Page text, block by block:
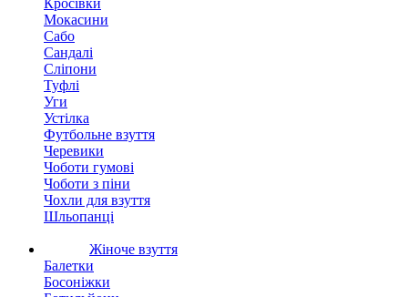
Кросівки
Мокасини
Сабо
Сандалі
Сліпони
Туфлі
Уги
Устілка
Футбольне взуття
Черевики
Чоботи гумові
Чоботи з піни
Чохли для взуття
Шльопанці
Жіноче взуття
Балетки
Босоніжки